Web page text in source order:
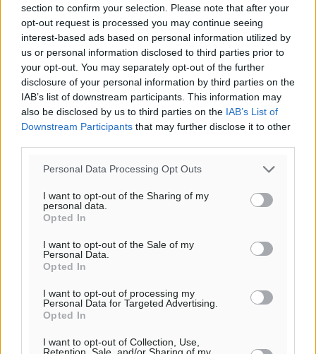
section to confirm your selection. Please note that after your
opt-out request is processed you may continue seeing
interest-based ads based on personal information utilized by
us or personal information disclosed to third parties prior to
your opt-out. You may separately opt-out of the further
disclosure of your personal information by third parties on the
IAB’s list of downstream participants. This information may
also be disclosed by us to third parties on the IAB’s List of
Downstream Participants that may further disclose it to other
Personal Data Processing Opt Outs
I want to opt-out of the Sharing of my
personal data.
Opted In
I want to opt-out of the Sale of my
Personal Data.
Opted In
I want to opt-out of processing my
Personal Data for Targeted Advertising.
Opted In
I want to opt-out of Collection, Use,
Retention, Sale, and/or Sharing of my
Η Meridiam ξεκλειδώνει τις έρευνες βυθού στη
θαλάσσια περιοχή Κάσου και Καρπάθου
Τοπικές Ειδήσεις• πριν 2 ώρες
Παρουσίαση βιβλίου του Α. Χατζημιχαήλ – Τιμητική
εκδήλωση για τους αυτοδιοικητικούς της Κω
μέσω υποβρύχιων καλωδίων με την ηπειρωτική
Ελλάδα
Νέο ανακαινισμένο δημοτικό τουριστικό γραφείο
Τοπικές Ειδήσεις• πριν 4 ώρες
Οι συναντήσεις που είχε κατά την επίσκεψη του στη